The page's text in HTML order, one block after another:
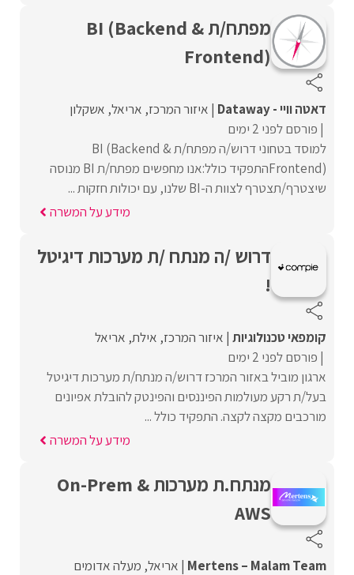
מפתח/ת BI (Backend &
Frontend)
דאטה וויי - Dataway איזור המרכז אריאל אשקלון
פורסם לפני 2 ימים
למוסד בטחוני דרוש/ה מפתח/ת BI (Backend &
Frontend)התפקיד כולל:אנו מחפשים מפתח/ת BI מנוסה
שיצטרף/תצטרף לצוות ה-BI שלנו, עם יכולות חזקות ...
מידע על המשרה
דרוש /ה מנתח /ת מערכות דיגיטל
!
קומפאי טכנולוגיות איזור המרכז אילת אריאל
פורסם לפני 2 ימים
ארגון מוביל באזור המרכז דרוש/ה מנתח/ת מערכות דיגיטל
בעל/ת רקע מעולמות הפיננסים והפינטק להובלת אפיונים
מורכבים מקצה לקצה. התפקיד כולל ...
מידע על המשרה
מנתח.ת מערכות On-Prem &
AWS
Mertens – Malam Team אריאל מעלה אדומים